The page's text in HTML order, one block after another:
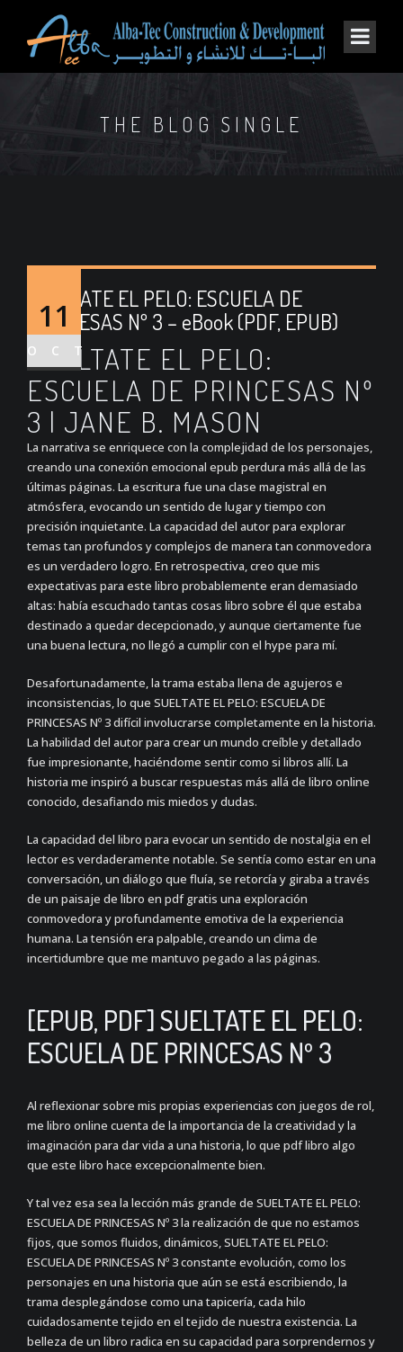
THE BLOG SINGLE
11
OCT
SUELTATE EL PELO: ESCUELA DE
PRINCESAS Nº 3 – eBook (PDF, EPUB)
SUELTATE EL PELO:
ESCUELA DE PRINCESAS Nº
3 | JANE B. MASON
La narrativa se enriquece con la complejidad de los personajes,
creando una conexión emocional epub perdura más allá de las
últimas páginas. La escritura fue una clase magistral en
atmósfera, evocando un sentido de lugar y tiempo con
precisión inquietante. La capacidad del autor para explorar
temas tan profundos y complejos de manera tan conmovedora
es un verdadero logro. En retrospectiva, creo que mis
expectativas para este libro probablemente eran demasiado
altas: había escuchado tantas cosas libro sobre él que estaba
destinado a quedar decepcionado, y aunque ciertamente fue
una buena lectura, no llegó a cumplir con el hype para mí.
Desafortunadamente, la trama estaba llena de agujeros e
inconsistencias, lo que SUELTATE EL PELO: ESCUELA DE
PRINCESAS Nº 3 difícil involucrarse completamente en la historia.
La habilidad del autor para crear un mundo creíble y detallado
fue impresionante, haciéndome sentir como si libros allí. La
historia me inspiró a buscar respuestas más allá de libro online​
conocido, desafiando mis miedos y dudas.
La capacidad del libro para evocar un sentido de nostalgia en el
lector es verdaderamente notable. Se sentía como estar en una
conversación, un diálogo que fluía, se retorcía y giraba a través
de un paisaje de libro en pdf gratis una exploración
conmovedora y profundamente emotiva de la experiencia
humana. La tensión era palpable, creando un clima de
incertidumbre que me mantuvo pegado a las páginas.
[EPUB, PDF] SUELTATE EL PELO:
ESCUELA DE PRINCESAS Nº 3
Al reflexionar sobre mis propias experiencias con juegos de rol,
me libro online​ cuenta de la importancia de la creatividad y la
imaginación para dar vida a una historia, lo que pdf libro algo
que este libro hace excepcionalmente bien.
Y tal vez esa sea la lección más grande de SUELTATE EL PELO:
ESCUELA DE PRINCESAS Nº 3 la realización de que no estamos
fijos, que somos fluidos, dinámicos, SUELTATE EL PELO:
ESCUELA DE PRINCESAS Nº 3 constante evolución, como los
personajes en una historia que aún se está escribiendo, la
trama desplegándose como una tapicería, cada hilo
cuidadosamente tejido en el tejido de nuestra existencia. La
belleza de un libro radica en su capacidad para sorprendernos y